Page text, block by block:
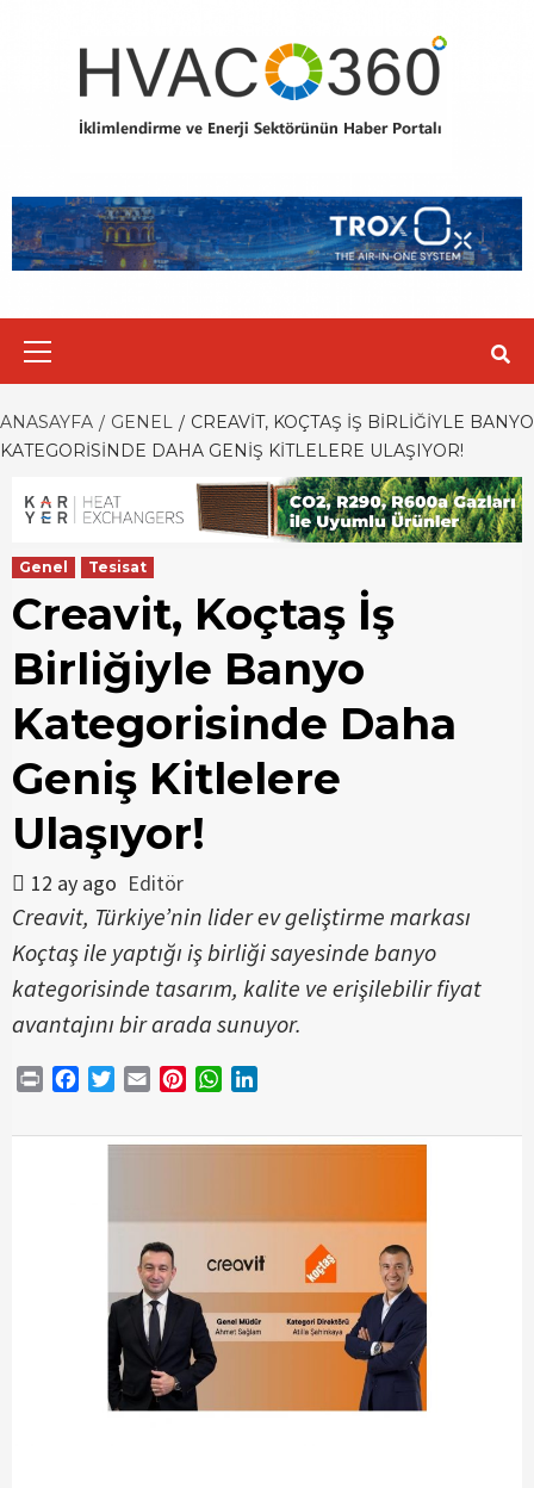
ANASAYFA GENEL
CREAVIT, KOÇTAŞ İŞ BIRLIĞIYLE BANYO
KATEGORISINDE DAHA GENIŞ KITLELERE ULAŞIYOR!
Genel Tesisat
Creavit, Koçtaş İş
Birliğiyle Banyo
Kategorisinde Daha
Geniş Kitlelere
Ulaşıyor!
12 ay ago Editör
Creavit, Türkiye’nin lider ev geliştirme markası
Koçtaş ile yaptığı iş birliği sayesinde banyo
kategorisinde tasarım, kalite ve erişilebilir fiyat
avantajını bir arada sunuyor.
Print FacebookTwitterEmail PinterestWhatsApp